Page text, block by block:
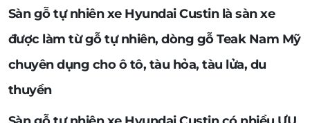
Sàn gỗ tự nhiên xe Hyundai Custin là sàn xe
được làm từ gỗ tự nhiên, dòng gỗ Teak Nam Mỹ
chuyên dụng cho ô tô, tàu hỏa, tàu lửa, du
thuyền